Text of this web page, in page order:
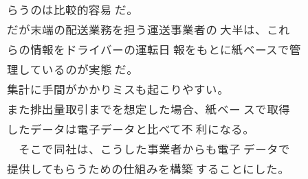
らうのは比較的容易 だ。
だが末端の配送業務を担う運送事業者の 大半は、これ
らの情報をドライバーの運転日 報をもとに紙ベースで管
理しているのが実態 だ。
集計に手間がかかりミスも起こりやすい。
また排出量取引までを想定した場合、紙ベー スで取得
したデータは電子データと比べて不 利になる。
そこで同社は、こうした事業者からも電子 データで
提供してもらうための仕組みを構築 することにした。